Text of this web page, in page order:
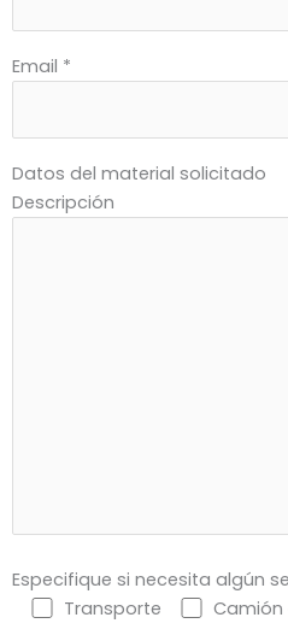
Email *
Datos del material solicitado
Descripción
Especifique si necesita algún
Transporte
Camión